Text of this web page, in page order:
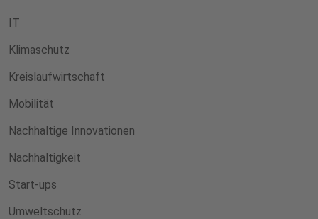
IT
Klimaschutz
Kreislaufwirtschaft
Mobilität
Nachhaltige Innovationen
Nachhaltigkeit
Start-ups
Umweltschutz